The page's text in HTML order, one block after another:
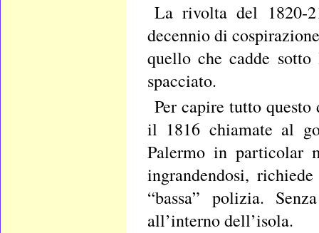
La rivolta del 1820-
decennio di
quello che cadde
spacciato.
Per capire tutto questo
il 1816 chiamate al
Palermo in particolar
ingrandendosi,
“bassa” polizia.
all’interno dell’isola.